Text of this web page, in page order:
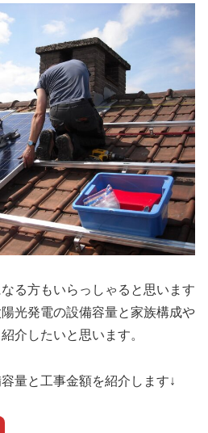
る方もいらっしゃると思います
光発電の設備容量と家族構成や
介したいと思います。
量と工事金額を紹介します↓